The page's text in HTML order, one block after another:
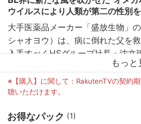
ウイルスにより人類が第二の性別
大手医薬品メーカー「盛放生物」
シャオヨウ）は、病に倒れた父を
入手すべくHSグループ社長・沈文
とを訪れる。そこで出会ったのは
ン）。かつて父の入院先で偶然す
想そのものだった。盛少游は花詠
距離を縮めていく二人だが、花詠
※【購入】に関して：RakutenTVの契約
聴いただけます。
お得なパック (1)